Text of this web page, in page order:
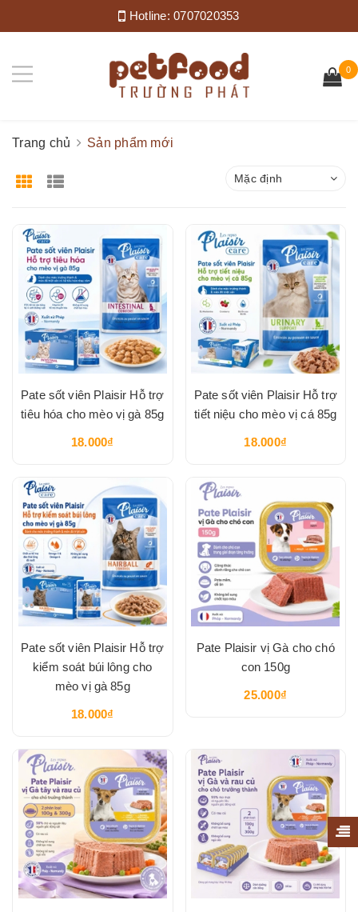
Hotline:0707020353
0
Trang chủ Sản phẩm mới
Mặc định
Pate sốt viên Plaisir Hỗ trợ
tiêu hóa cho mèo vị gà 85g
18.000₫
Pate sốt viên Plaisir Hỗ trợ
tiết niệu cho mèo vị cá 85g
18.000₫
Pate sốt viên Plaisir Hỗ trợ
kiểm soát búi lông cho
mèo vị gà 85g
18.000₫
Pate Plaisir vị Gà cho chó
con 150g
25.000₫